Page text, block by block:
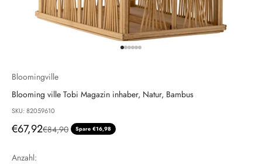
Bloomingville
Blooming ville Tobi Magazin inhaber, Natur, Bambus
SKU: 82059610
Angebot
€67,92Regulärer Preis
€84,90 Spare €16,98
Anzahl: